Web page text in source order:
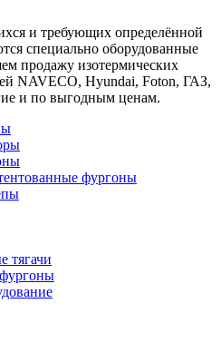
и требующих определённой
специально оборудованные
продажу изотермических
NAVEСO, Hyundai, Foton, ГАЗ,
и по выгодным ценам.
фургоны
тягачи